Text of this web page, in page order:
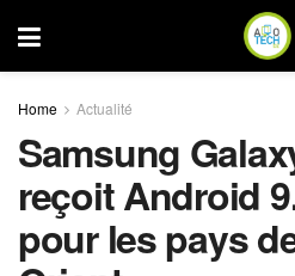
Home Actualité
Samsung
reçoit Android
pour les pays